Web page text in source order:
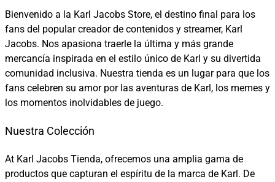
Bienvenido a la Karl Jacobs Store, el destino final para los
fans del popular creador de contenidos y streamer, Karl
Jacobs. Nos apasiona traerle la última y más grande
mercancía inspirada en el estilo único de Karl y su divertida
comunidad inclusiva. Nuestra tienda es un lugar para que los
fans celebren su amor por las aventuras de Karl, los memes y
los momentos inolvidables de juego.
Nuestra Colección
At Karl Jacobs Tienda, ofrecemos una amplia gama de
productos que capturan el espíritu de la marca de Karl. De